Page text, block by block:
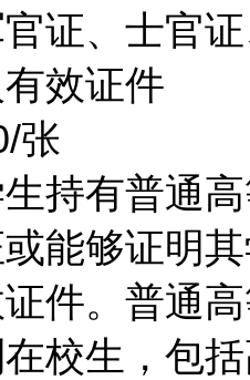
证、士官
效证件
张
持有普通
能够证明
件。普通
校生，包